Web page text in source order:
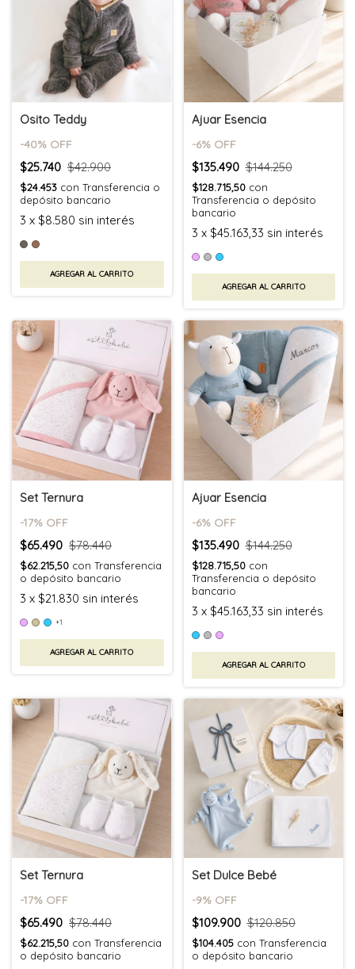
Osito Teddy
-40% OFF
$25.740 $42.900
$24.453 con Transferencia o
depósito bancario
3 x $8.580 sin interés
AGREGAR AL CARRITO
Ajuar Esencia
-6% OFF
$135.490 $144.250
$128.715,50 con
Transferencia o depósito
bancario
3 x $45.163,33 sin interés
AGREGAR AL CARRITO
Set Ternura
-17% OFF
$65.490 $78.440
$62.215,50 con Transferencia
o depósito bancario
3 x $21.830 sin interés
+1
AGREGAR AL CARRITO
Ajuar Esencia
-6% OFF
$135.490 $144.250
$128.715,50 con
Transferencia o depósito
bancario
3 x $45.163,33 sin interés
AGREGAR AL CARRITO
Set Ternura
-17% OFF
$65.490 $78.440
$62.215,50 con Transferencia
o depósito bancario
Set Dulce Bebé
-9% OFF
$109.900 $120.850
$104.405 con Transferencia
o depósito bancario